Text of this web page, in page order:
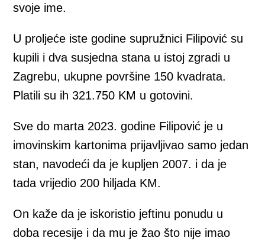
svoje ime.
U proljeće iste godine supružnici Filipović su
kupili i dva susjedna stana u istoj zgradi u
Zagrebu, ukupne površine 150 kvadrata.
Platili su ih 321.750 KM u gotovini.
Sve do marta 2023. godine Filipović je u
imovinskim kartonima prijavljivao samo jedan
stan, navodeći da je kupljen 2007. i da je
tada vrijedio 200 hiljada KM.
On kaže da je iskoristio jeftinu ponudu u
doba recesije i da mu je žao što nije imao